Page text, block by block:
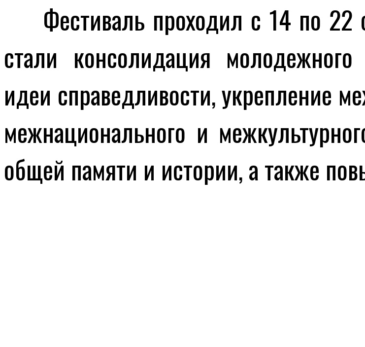
Фестиваль проходил с 14 по 22
стали консолидация
идеи справедливости, укрепление
межнационального и
общей памяти и истории, а также